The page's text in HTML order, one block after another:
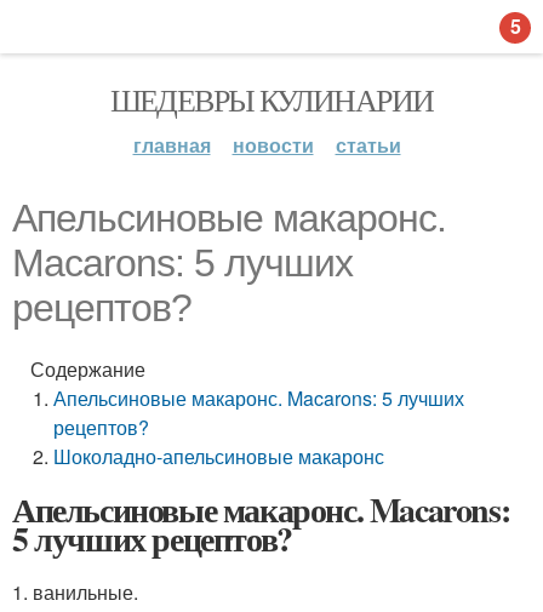
ШЕДЕВРЫ КУЛИНАРИИ
главная новости статьи
Апельсиновые макаронс.
Macarons: 5 лучших
рецептов?
Содержание
Апельсиновые макаронс. Macarons: 5 лучших
рецептов?
Шоколадно-апельсиновые макаронс
Апельсиновые макаронс. Macarons:
5 лучших рецептов?
1. ванильные.
5